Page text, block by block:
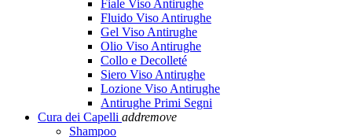
Fiale Viso Antirughe
Fluido Viso Antirughe
Gel Viso Antirughe
Olio Viso Antirughe
Collo e Decolleté
Siero Viso Antirughe
Lozione Viso Antirughe
Antirughe Primi Segni
Cura dei Capelli addremove
Shampoo